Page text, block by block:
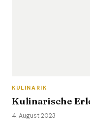
KULINARIK
Kulinarische
4. August 2023